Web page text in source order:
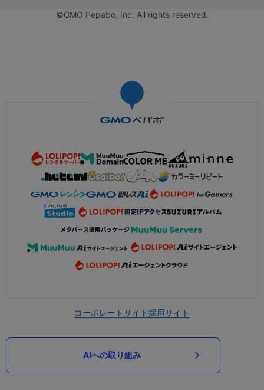
©GMO Pepabo, Inc. All rights reserved.
コーポレートサイト採用サイト
AIへの取り組み